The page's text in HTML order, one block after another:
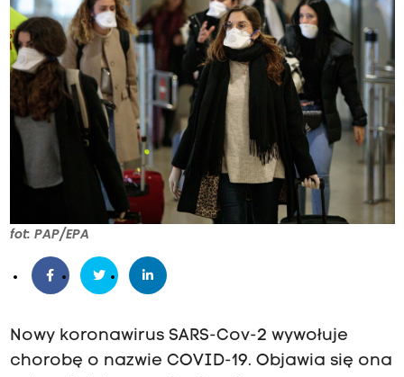
fot: PAP/EPA
Nowy koronawirus SARS-Cov-2 wywołuje
chorobę o nazwie COVID-19. Objawia się ona